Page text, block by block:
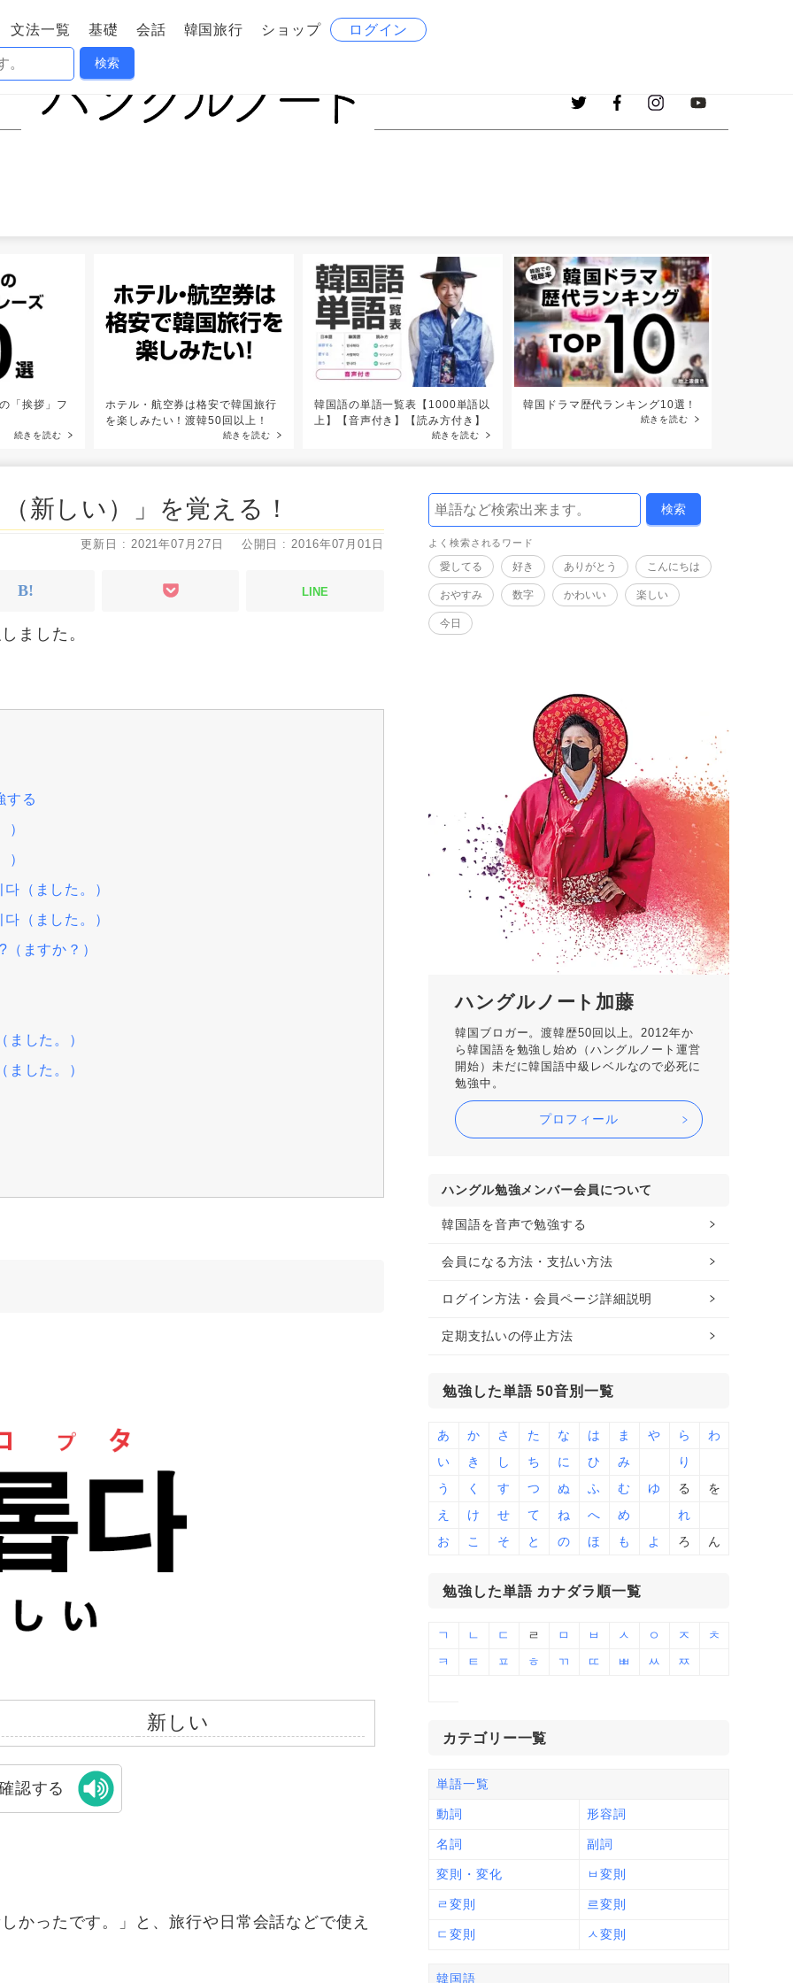
文法一覧 基礎 会話 韓国旅行 ショップ ログイン
「挨拶」フ
続きを読む
ホテル・航空券は格安で韓国旅行
を楽しみたい！渡韓50回以上！
続きを読む
韓国語の単語一覧表【1000単語以
上】【音声付き】【読み方付き】
続きを読む
韓国ドラマ歴代ランキング10選！
続きを読む
新しい）」を覚える！
公開日 : 2016年07月01日
更新日 : 2021年07月27日
LINE
ました。
する
（ました。）
（ました。）
ますか？）
した。）
した。）
新しい
認する
かったです。」と、旅行や日常会話などで使え
よく検索されるワード
愛してる 好き ありがとう こんにちは
おやすみ 数字 かわいい 楽しい
今日
ハングルノート加藤
韓国ブロガー。渡韓歴50回以上。2012年か
ら韓国語を勉強し始め（ハングルノート運営
開始）未だに韓国語中級レベルなので必死に
勉強中。
プロフィール
ハングル勉強メンバー会員について
韓国語を音声で勉強する
会員になる方法・支払い方法
ログイン方法・会員ページ詳細説明
定期支払いの停止方法
勉強した単語 50音別一覧
あ か さ た な は ま や ら
わ
い
き し ち に ひ み
り
う
く す つ ぬ ふ む ゆ る
を
え
け せ て ね へ め
れ
お
こ そ と の ほ も よ ろ ん
勉強した単語 カナダラ順一覧
ㄱ ㄴ ㄷ ㄹ ㅁ ㅂ ㅅ ㅇ ㅈ
ㅊ
ㅋ
ㅌ ㅍ ㅎ ㄲ ㄸ ㅃ ㅆ ㅉ
カテゴリー一覧
単語一覧
動詞 形容詞
名詞 副詞
変則・変化 ㅂ変則
ㄹ変則 르変則
ㄷ変則 ㅅ変則
韓国語